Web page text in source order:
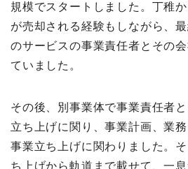
規模でスタートしました。丁稚
が売却される経験もしながら、
のサービスの事業責任者とその
ていました。
その後、別事業体で事業責任者
立ち上げに関り、事業計画、業
事業立ち上げに関わりました。
ち上げから軌道まで載せて、一